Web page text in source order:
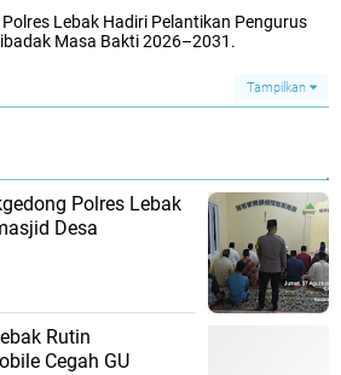
Lebak Hadiri Pelantikan Pengurus
Masa Bakti 2026–2031.
Tampilkan
Polres Lebak
Desa
Rutin
Cegah GU